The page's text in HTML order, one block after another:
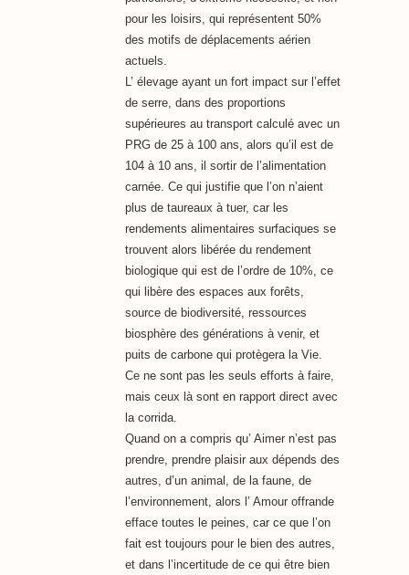
pour les loisirs, qui représentent 50%
des motifs de déplacements aérien
actuels.
L’ élevage ayant un fort impact sur l’effet
de serre, dans des proportions
supérieures au transport calculé avec un
PRG de 25 à 100 ans, alors qu’il est de
104 à 10 ans, il sortir de l’alimentation
carnée. Ce qui justifie que l’on n’aient
plus de taureaux à tuer, car les
rendements alimentaires surfaciques se
trouvent alors libérée du rendement
biologique qui est de l’ordre de 10%, ce
qui libère des espaces aux forêts,
source de biodiversité, ressources
biosphère des générations à venir, et
puits de carbone qui protègera la Vie.
Ce ne sont pas les seuls efforts à faire,
mais ceux là sont en rapport direct avec
la corrida.
Quand on a compris qu’ Aimer n’est pas
prendre, prendre plaisir aux dépends des
autres, d’un animal, de la faune, de
l’environnement, alors l’ Amour offrande
efface toutes le peines, car ce que l’on
fait est toujours pour le bien des autres,
et dans l’incertitude de ce qui être bien